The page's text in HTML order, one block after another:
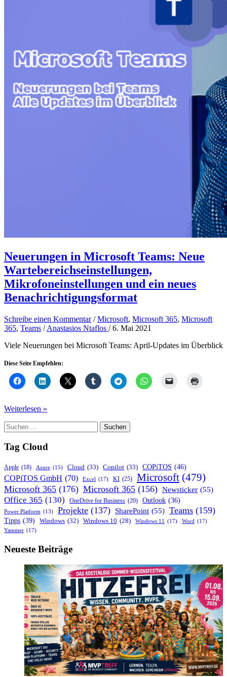
Neuerungen in Microsoft Teams: Neue
Wartebereichseinstellungen,
Mikrofoneinstellungen und ein neues
Benachrichtigungsformat
Schreibe einen Kommentar /Microsoft, Microsoft 365, Microsoft
365, Teams /Anastasios Ntaflos /6. Mai 2021
Viele Neuerungen bei Microsoft Teams: April-Updates im Überblick
Diese Seite Empfehlen:
Neuerungen
Microsoft
Neue
Wartebereichseinstellungen,
Mikrofoneinstellungen
und
ein
neues
Benachrichtigungsformat
Weiterlesen »
Suchen
nach:
Tag Cloud
Apple (18) Azure (15) Cloud (33) Copilot (33) COPiTOS (46)
COPiTOS GmbH (70) Excel (17) KI (25) Microsoft (479)
Microsoft 365 (176) Microsoft 365 (156) Newsticker (55)
Office 365 (130) OneDrive for Business (20) Outlook (36)
Power Platform (13) Projekte (137) SharePoint (55) Teams (159)
Tipps (39) Windows (32) Windows 10 (28) Windows 11 (17) Word (17)
Yammer (17)
Neueste Beiträge